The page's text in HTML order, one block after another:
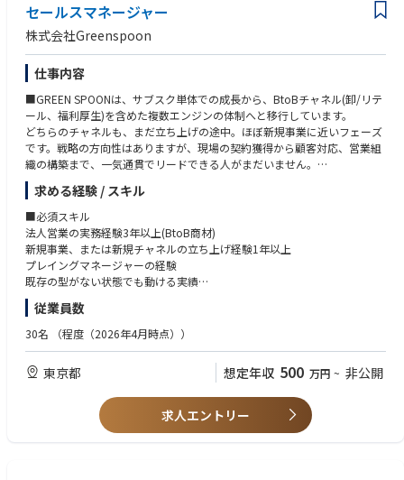
- 顧客志向があり、人を喜ばせることが好きな方
- お客さまの体験をより良くしていくことを楽しみ、主体性を持って仕事
に取り組める
- オーナーシップを持って仕事ができる方
- 担当領域にこだわらず、事業を発展させるために必要な行動がとれる方
- 風通しの良い社風のある会社で仕事がしたい方
セールスマネージャー
株式会社Greenspoon
仕事内容
■GREEN SPOONは、サブスク単体での成長から、BtoBチャネル(卸/リテ
ール、福利厚生)を含めた複数エンジンの体制へと移行しています。
どちらのチャネルも、まだ立ち上げの途中。ほぼ新規事業に近いフェーズ
です。戦略の方向性はありますが、現場の契約獲得から顧客対応、営業組
織の構築まで、一気通貫でリードできる人がまだいません。
そこを担う「1人目」を探しています。新規事業の0→1にわくわくでき
る、営業のプロフェッショナルを迎え入れたいと考えています。
■卸/リテール領域
・大手リテーラーとの商談・契約推進、バイヤー折衝、販促企画の握り
・案件の進行管理、社内開発チームとリテーラー側のハブ役
■福利厚生領域
法人企業への新規営業、契約獲得
営業の型化、CSオペレーションの設計
スケール可能なオペレーション構築(社内開発チームと連携)
・営業活動の型化・再現性の構築
・入社後半年〜1年での、メンバー採用・育成
求める経験 / スキル
■必須スキル
法人営業の実務経験3年以上(BtoB商材)
新規事業、または新規チャネルの立ち上げ経験1年以上
プレイングマネージャーの経験
既存の型がない状態でも動ける実績
数字に対して、責任を持ってやりきる力
■歓迎スキル
HR Tech・福利厚生SaaS・法人向けサービスでの新規開拓経験
商品開発・在庫管理の感覚値
採用・チームビルディングの経験
スタートアップでの就業経験
食・健康・ウェルネス領域への関心
従業員数
30名 （程度（2026年4月時点））
東京都 想定年収 500 万円 ~ 非公開
求人エントリー